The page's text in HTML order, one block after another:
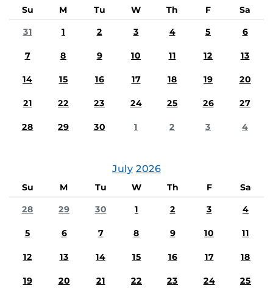
Su M Tu W Th F
Sa
31
1 2 3 4 5 6
7 8 9 10 11 12 13
14 15 16 17 18 19 20
21 22 23 24 25 26 27
28 29 30 1 2 3 4
July 2026
Su M Tu W Th F
Sa
28
29 30 1 2 3 4
5 6 7 8 9 10 11
12 13 14 15 16 17 18
19 20 21 22 23 24 25